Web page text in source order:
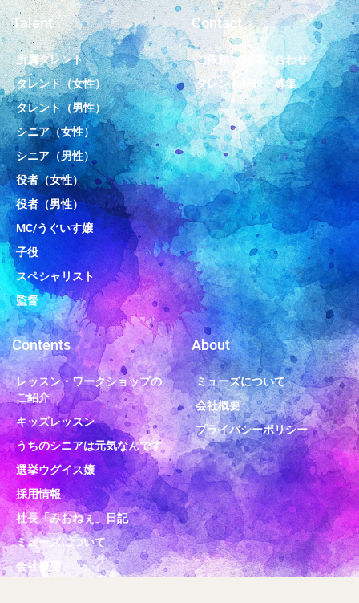
Talent
所属タレント
タレント（女性）
タレント（男性）
シニア（女性）
シニア（男性）
役者（女性）
役者（男性）
MC/うぐいす嬢
子役
スペシャリスト
監督
Contact
ご依頼・お問い合わせ
タレント登録・募集
Contents
レッスン・ワークショップの
ご紹介
キッズレッスン
うちのシニアは元気なんです
選挙ウグイス嬢
採用情報
社長「みおねぇ」日記
ミューズについて
会社概要
About
ミューズについて
会社概要
プライバシーポリシー